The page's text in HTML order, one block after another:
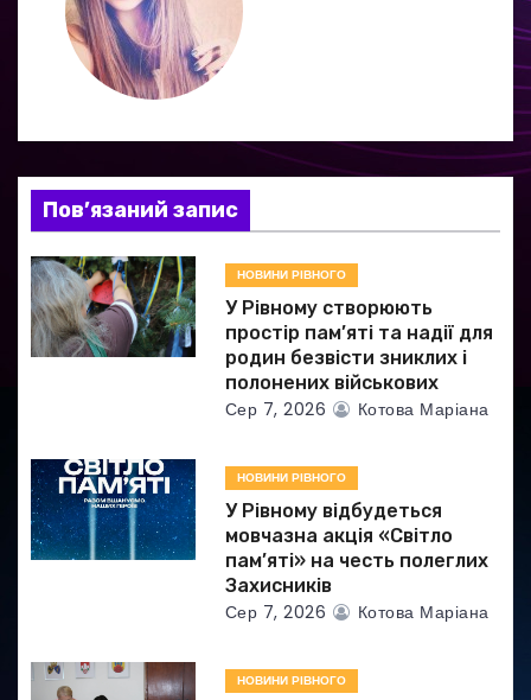
я
з
а
п
и
в
Пов’язаний запис
НОВИНИ РІВНОГО
У Рівному створюють
простір пам’яті та надії для
родин безвісти зниклих і
полонених військових
Сер 7, 2026 Котова Маріана
НОВИНИ РІВНОГО
У Рівному відбудеться
мовчазна акція «Світло
пам’яті» на честь полеглих
Захисників
Сер 7, 2026 Котова Маріана
НОВИНИ РІВНОГО